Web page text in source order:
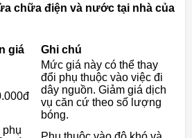
chữa điện và nước tại nhà của
giá Ghi chú
Mức giá này có thể thay
đổi phụ thuộc vào việc đi
dây nguồn. Giảm giá dịch
vụ căn cứ theo số lượng
bóng.
phụ